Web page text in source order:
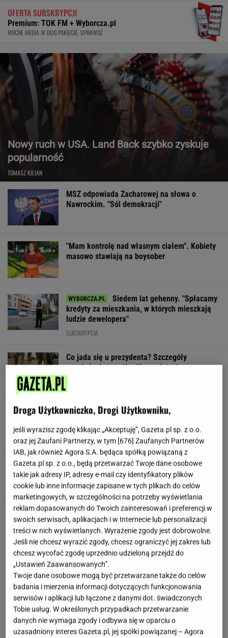
OFERTA SUBSKRYPCJI
Premium: TOK FM + Wyborcza.pl
MOCNE MEDIA W DUO PAKIECIE. SPRAWDŹ
Nowy ruch w USA. Land Back szybko zyskuje
popularność
TOMASZ KILIAN
MSZ odpowiada Zacharowej na słowa o
Nawrockim. "Sól demokracji"
"Mam kontrolę nad własnym ciałem". Kobiety
masowo stawiają na boysober
Siedem lat gehenny. "Spłacamy
kredyty za mieszkania, w których mieszkają
ludzie dewelopera"
SUBSKRYPCJA
Co jada się u prezydenta? Szczegóły
zamówienia za pół miliona złotych
Nowe zdjęcie Johna Goodmana trafiło do
sieci. Aktor schudł 90 kg
"Poznajmy się bliżej". Nawrocka zaprasza
młode Polki
Droga Użytkowniczko, Drogi Użytkowniku,
jeśli wyrazisz zgodę klikając „Akceptuję”, Gazeta.pl sp. z o.o.
oraz jej Zaufani Partnerzy, w tym [676] Zaufanych Partnerów
IAB, jak również Agora S.A. będąca spółką powiązaną z
Gazeta.pl sp. z o.o., będą przetwarzać Twoje dane osobowe
takie jak adresy IP, adresy e-mail czy identyfikatory plików
cookie lub inne informacje zapisane w tych plikach do celów
marketingowych, w szczególności na potrzeby wyświetlania
reklam dopasowanych do Twoich zainteresowań i preferencji w
swoich serwisach, aplikacjach i w Internecie lub personalizacji
treści w nich wyświetlanych. Wyrażenie zgody jest dobrowolne.
Jeśli nie chcesz wyrazić zgody, chcesz ograniczyć jej zakres lub
chcesz wycofać zgodę uprzednio udzieloną przejdź do
„Ustawień Zaawansowanych”.
Twoje dane osobowe mogą być przetwarzane także do celów
badania i mierzenia informacji dotyczących funkcjonowania
serwisów i aplikacji lub łączone z danymi dot. świadczonych
Tobie usług. W określonych przypadkach przetwarzanie
danych nie wymaga zgody i odbywa się w oparciu o
uzasadniony interes Gazeta.pl, jej spółki powiązanej – Agora